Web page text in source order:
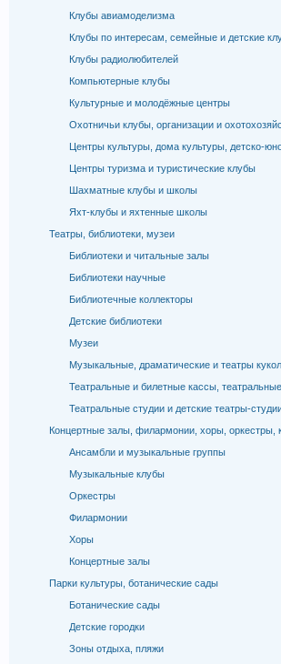
Клубы авиамоделизма
Клубы по интересам, семейные и детские
Клубы радиолюбителей
Компьютерные клубы
Культурные и молодёжные центры
Охотничьи клубы, организации и
Центры культуры, дома культуры, детско-
Центры туризма и туристические клубы
Шахматные клубы и школы
Яхт-клубы и яхтенные школы
Театры, библиотеки, музеи
Библиотеки и читальные залы
Библиотеки научные
Библиотечные коллекторы
Детские библиотеки
Музеи
Музыкальные, драматические и театры кукол
Театральные и билетные кассы, театральные
Театральные студии и детские театры-
Концертные залы, филармонии, хоры, оркестры,
Ансамбли и музыкальные группы
Музыкальные клубы
Оркестры
Филармонии
Хоры
Концертные залы
Парки культуры, ботанические сады
Ботанические сады
Детские городки
Зоны отдыха, пляжи